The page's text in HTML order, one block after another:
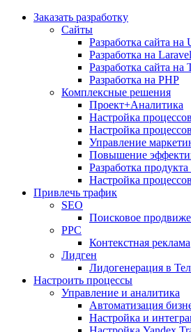
Заказать разработку
Сайты
Разработка сайта
Разработка на
Разработка сайта на
Разработка на PHP
Комплексные решения
Проект+Аналитика
Настройка
Настройка
Управление
Повышение
Разработка продукта
Настройка
Привлечь трафик
SEO
Поисковое
PPC
Контекстная реклама
Лидген
Лидогенерация в
Настроить процессы
Управление и аналитика
Автоматизация
Настройка и